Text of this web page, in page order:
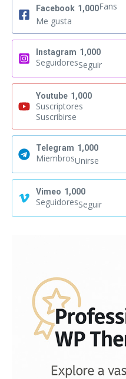
Facebook 1,000Fans
Me gusta
Instagram 1,000
SeguidoresSeguir
Youtube 1,000
Suscriptores
Suscribirse
Telegram 1,000
MiembrosUnirse
Vimeo 1,000
SeguidoresSeguir